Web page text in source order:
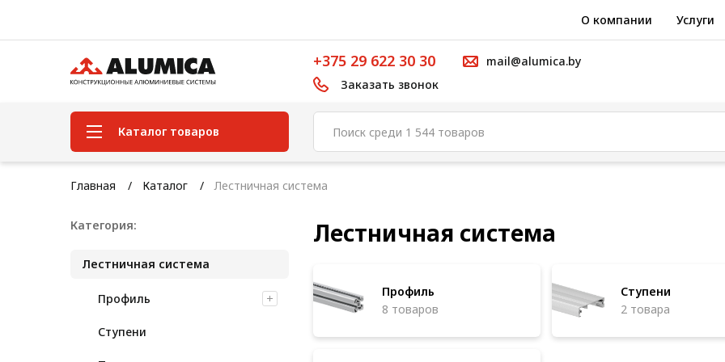
О компании Услуги
+375 29 622 30 30
Заказать звонок
mail@alumica.by
Каталог товаров
Система конструкционного
Конструкционная трубная
Кабельные короба
Конвейерная фурнитура
Главная Каталог Лестничная система
Категория:
Лестничная система
Профиль
Ступени
Лестничная система
Профиль
8 товаров
Ступени
2 товара